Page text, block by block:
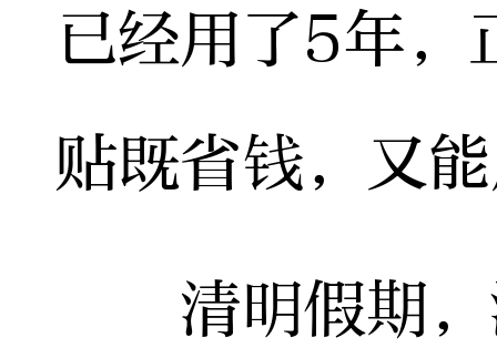
已经用了5年，
贴既省钱，又
清明假期，